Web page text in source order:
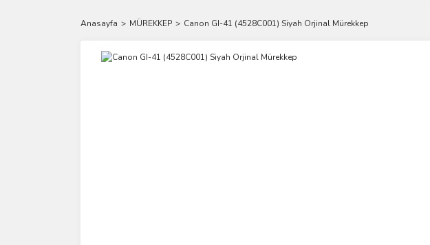
Anasayfa MÜREKKEP Canon GI-41 (4528C001) Siyah Orjinal Mürekkep